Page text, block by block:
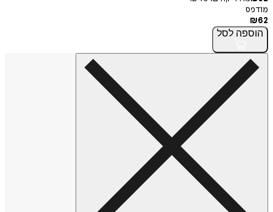
לסל